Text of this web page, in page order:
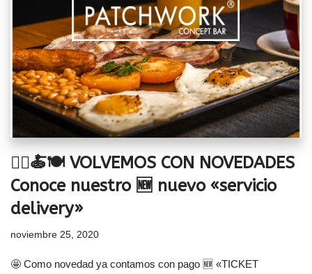
🚴‍♂️🍝🍽️ VOLVEMOS CON NOVEDADES
Conoce nuestro 🆕 nuevo «servicio
delivery»
noviembre 25, 2020
🤩 Como novedad ya contamos con pago 🆕 «TICKET